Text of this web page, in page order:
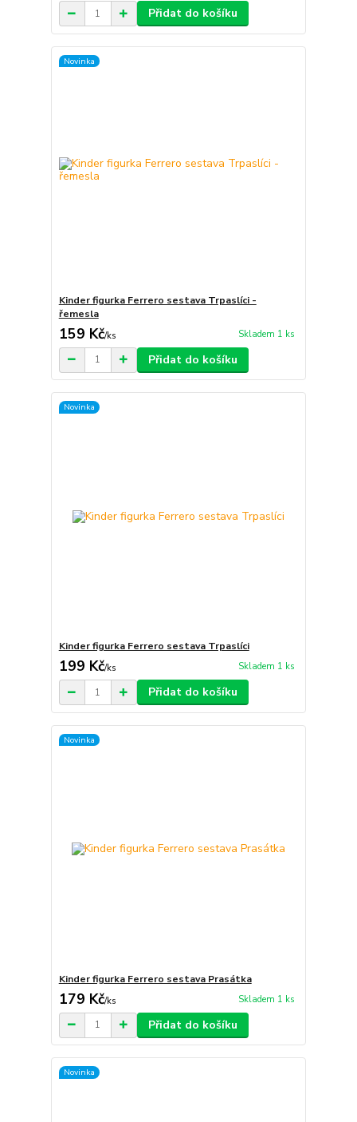
Přidat do košíku
Novinka
Kinder figurka Ferrero sestava Trpaslíci -
řemesla
159 Kč/ks Skladem 1 ks
Přidat do košíku
Novinka
Kinder figurka Ferrero sestava Trpaslíci
199 Kč/ks Skladem 1 ks
Přidat do košíku
Novinka
Kinder figurka Ferrero sestava Prasátka
179 Kč/ks Skladem 1 ks
Přidat do košíku
Novinka